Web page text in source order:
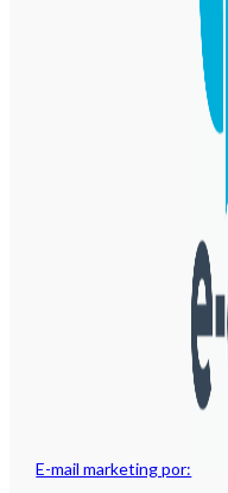
E-mail marketing por: